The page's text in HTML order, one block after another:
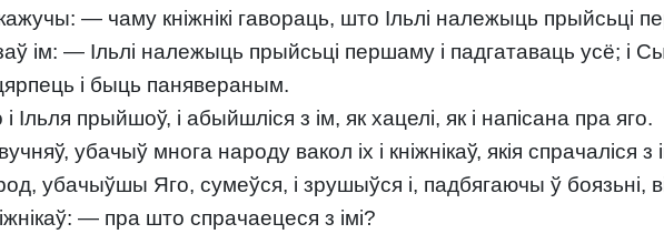
— чаму кніжнікі гавораць, што Ільлі належыць прыйсьці
ім: — Ільлі належыць прыйсьці першаму і падгатаваць усё; і
і быць панявераным.
прыйшоў, і абыйшліся з ім, як хацелі, як і напісана пра яго.
убачыў многа народу вакол іх і кніжнікаў, якія спрачаліся з
убачыўшы Яго, сумеўся, і зрушыўся і, падбягаючы ў боязьні,
— пра што спрачаецеся з імі?